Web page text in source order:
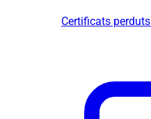
Certificats perduts